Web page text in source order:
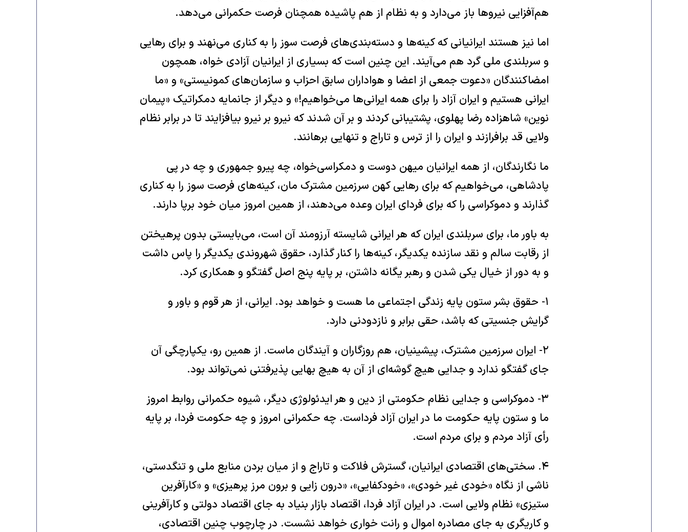
هم‌آفزایی نیروها ‏باز می‌دارد و به نظام از هم پاشیده همچنان فرصت حکمرانی می‌دهد.‏
اما نیز هستند ایرانیانی که کینه‌‌ها و دسته‌بندی‌های فرصت سوز را به کناری می‌نهند و برای رهایی
و سربلندی ‏ملی گرد هم می‌آیند. این چنین است که بسیاری از ایرانیان آزادی خواه، همچون
امضاکنندگان‎ ‎‏«دعوت جمعی از اعضا و ‏هواداران سابق احزاب و سازمان‌های کمونیستی» و «ما
ایرانی هستیم و ایران آزاد را برای همه ایرانی‌ها می‌خواهیم!» ‏و دیگر از جانمایه دمکراتیک «پیمان
‏نوین» شاهزاده رضا پهلوی، پشتیبانی کردند و بر آن شدند که نیرو بر نیرو ‏بیافزایند تا در برابر نظام
ولایی قد برافرازند و ایران را از ترس و تاراج و تنهایی برهانند.‏
ما نگارندگان، از همه ایرانیان میهن دوست و دمکراسی‌خواه، چه پیرو جمهوری و چه در پی
پادشاهی، می‌‏خواهیم که برای رهایی کهن سرزمین مشترک مان، کینه‌های فرصت سوز را به کناری
گذارند و دموکراسی را که برای ‏فردای ایران وعده می‌دهند، از همین امروز میان خود برپا دارند.‏
به باور ما، برای سربلندی ایران که هر ایرانی شایسته آرزومند آن است، می‌بایستی بدون پرهیختن
از رقابت ‏سالم و نقد سازنده یکدیگر، کینه‌ها را کنار گذارد، حقوق شهروندی یکدیگر را پاس داشت
و به دور از خیال یکی شدن و ‏رهبر یگانه داشتن، بر پایه پنج اصل گفتگو و همکاری کرد.‏
‏۱- حقوق بشر ستون پایه زندگی اجتماعی ما هست و خواهد بود. ایرانی، از هر قوم و باور و
گرایش جنسیتی که ‏باشد، حقی برابر و نازدودنی دارد.‏
‏۲- ایران سرزمین مشترک، پیشینیان، هم روزگاران و آیندگان ماست. از همین رو، یکپارچگی آن
جای گفتگو ‏ندارد و جدایی هیچ گوشه‌ای از آن به هیچ بهایی پذیرفتنی نمی‌تواند بود.‏
‏۳- دموکراسی و جدایی نظام حکومتی از دین و هر ایدئولوژی دیگر، شیوه حکمرانی روابط امروز
ما و ستون ‏پایه حکومت ما در ایران آزاد فرداست. چه حکمرانی امروز و چه حکومت فردا، بر پایه
رأی آزاد مردم و برای مردم ‏است.‏
‏۴. سختی‌های اقتصادی ایرانیان، گسترش فلاکت و تاراج و از میان بردن منابع ملی و تنگدستی،
ناشی از نگاه ‏‏«خودی غیر خودی»، «خودکفایی»، «درون زایی و برون مرز پرهیزی» و «کارآفرین
ستیزی» نظام ولایی است. در ‏ایران آزاد فردا، اقتصاد بازار بنیاد به جای اقتصاد دولتی و کارآفرینی
و کاریگری به جای مصادره اموال و رانت ‏خواری خواهد نشست. در چارچوب چنین اقتصادی،